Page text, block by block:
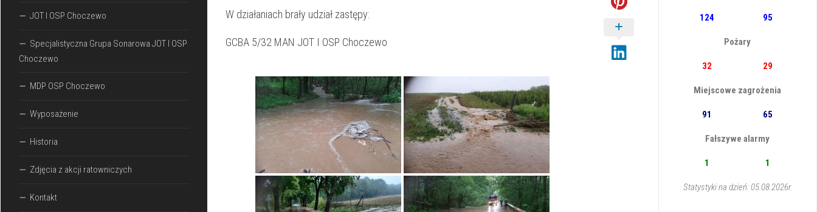
W działaniach brały udział zastępy:
GCBA 5/32 MAN JOT I OSP Choczewo
JOT I OSP Choczewo
Specjalistyczna Grupa Sonarowa JOT I OSP
Choczewo
MDP OSP Choczewo
Wyposażenie
Historia
Zdjęcia z akcji ratowniczych
Kontakt
124 95
Pożary
32 29
Miejscowe zagrożenia
91 65
Fałszywe alarmy
1 1
Statystyki na dzień: 05.08.2026r.